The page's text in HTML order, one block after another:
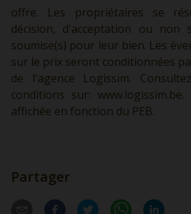
offre. Les propriétaires se
décision, d'acceptation ou non
soumise(s) pour leur bien. Les
sur le prix seront conditionnées
de l'agence Logissim.
conditions sur: www.logissim.be.
affichée en fonction du PEB.
Partager